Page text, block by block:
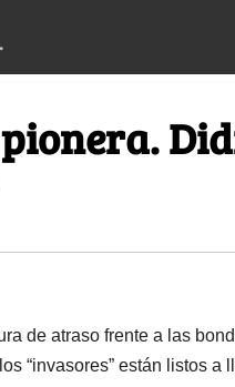
de atraso frente a las
“invasores” están listos a